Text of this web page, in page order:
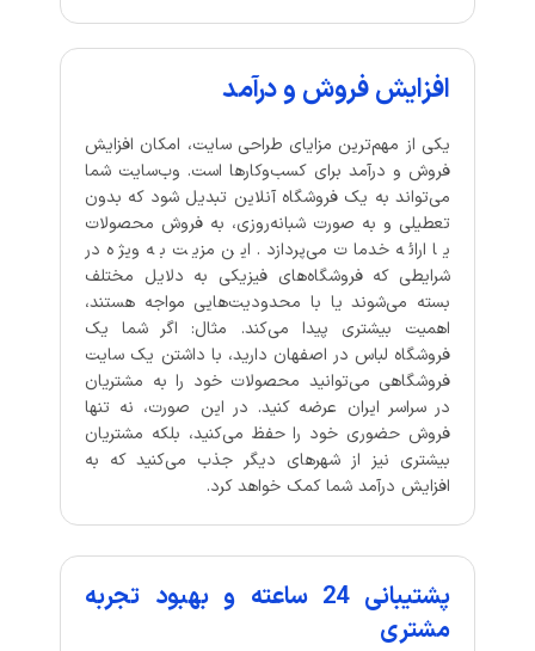
افزایش فروش و درآمد
یکی از مهم‌ترین مزایای طراحی سایت، امکان افزایش
فروش و درآمد برای کسب‌وکارها است. وب‌سایت شما
می‌تواند به یک فروشگاه آنلاین تبدیل شود که بدون
تعطیلی و به صورت شبانه‌روزی، به فروش محصولات
یا ارائه خدمات می‌پردازد. این مزیت به ویژه در
شرایطی که فروشگاه‌های فیزیکی به دلایل مختلف
بسته می‌شوند یا با محدودیت‌هایی مواجه هستند،
اهمیت بیشتری پیدا می‌کند. مثال: اگر شما یک
فروشگاه لباس در اصفهان دارید، با داشتن یک سایت
فروشگاهی می‌توانید محصولات خود را به مشتریان
در سراسر ایران عرضه کنید. در این صورت، نه تنها
فروش حضوری خود را حفظ می‌کنید، بلکه مشتریان
بیشتری نیز از شهرهای دیگر جذب می‌کنید که به
افزایش درآمد شما کمک خواهد کرد.
پشتیبانی 24 ساعته و بهبود تجربه
مشتری